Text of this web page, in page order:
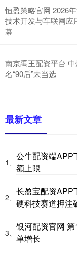
恒盈策略官网 2026
技术开发与车联网应
幕
南京禹王配资平台
名“90后”未当选
最新文章
1、
公牛配资端APP
额上限
2、
长盈宝配资APP
硬科技赛道押注
3、
银河配资官网
单增长